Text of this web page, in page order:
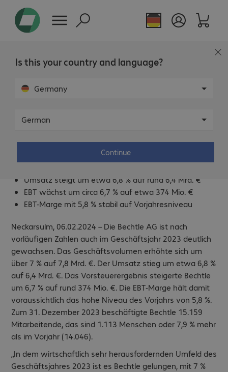
Is this your country and language?
Germany
German
Continue
Bechtle auch 2023 erfolgreich
Geschäftsvolumen erhöht sich um gut 7 % auf 7,8
Umsatz steigt um etwa 6,8 % auf rund 6,4 Mrd. €
EBT wächst um circa 6,7 % auf etwa 374 Mio. €
EBT-Marge mit 5,8 % stabil auf Vorjahresniveau
Neckarsulm, 06.02.2024 – Die Bechtle AG ist nach
vorläufigen Zahlen auch im Geschäftsjahr 2023 deutlich
gewachsen. Das Geschäftsvolumen erhöhte sich um
über 7 % auf 7,8 Mrd. €. Der Umsatz stieg um etwa 6,8 %
auf 6,4 Mrd. €. Das Vorsteuerergebnis steigerte Bechtle
um 6,7 % auf rund 374 Mio. €. Die EBT-Marge hält damit
voraussichtlich das hohe Niveau des Vorjahrs von 5,8 %.
Zum 31. Dezember 2023 beschäftigte Bechtle 15.159
Mitarbeitende, das sind 1.113 Menschen oder 7,9 % mehr
als im Vorjahr (14.046).
„In dem wirtschaftlich sehr herausfordernden Umfeld des
Geschäftsjahres 2023 ist es Bechtle gelungen, mit 7 %